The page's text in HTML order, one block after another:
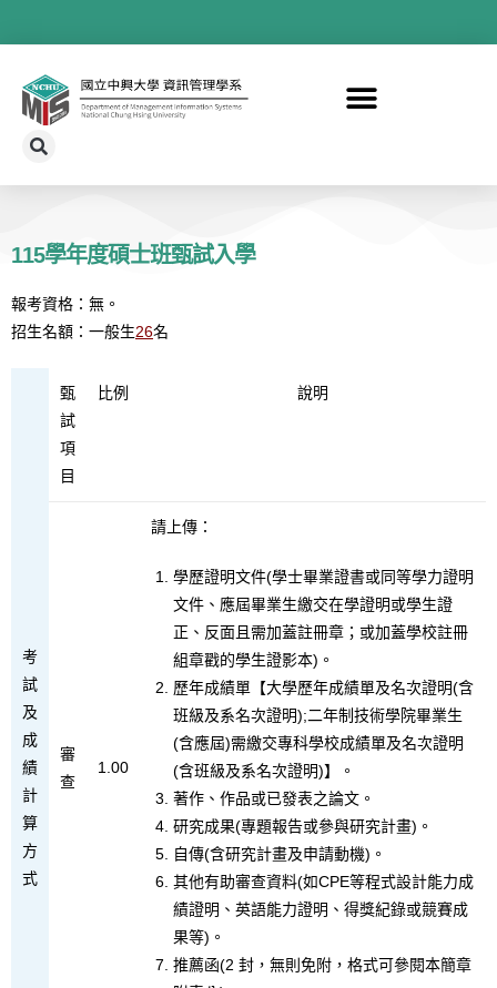
115學年度碩士班甄試入學
報考資格：無。
招生名額：一般生26名
考
試
及
成
績
計
算
方
式
甄
試
項
目
比例 說明
審
查
1.00
請上傳：
學歷證明文件(學士畢業證書或同等學力證明
文件、應屆畢業生繳交在學證明或學生證
正、反面且需加蓋註冊章；或加蓋學校註冊
組章戳的學生證影本)。
歷年成績單【大學歷年成績單及名次證明(含
班級及系名次證明);二年制技術學院畢業生
(含應屆)需繳交專科學校成績單及名次證明
(含班級及系名次證明)】。
著作、作品或已發表之論文。
研究成果(專題報告或參與研究計畫)。
自傳(含研究計畫及申請動機)。
其他有助審查資料(如CPE等程式設計能力成
績證明、英語能力證明、得獎紀錄或競賽成
果等)。
推薦函(2 封，無則免附，格式可參閱本簡章